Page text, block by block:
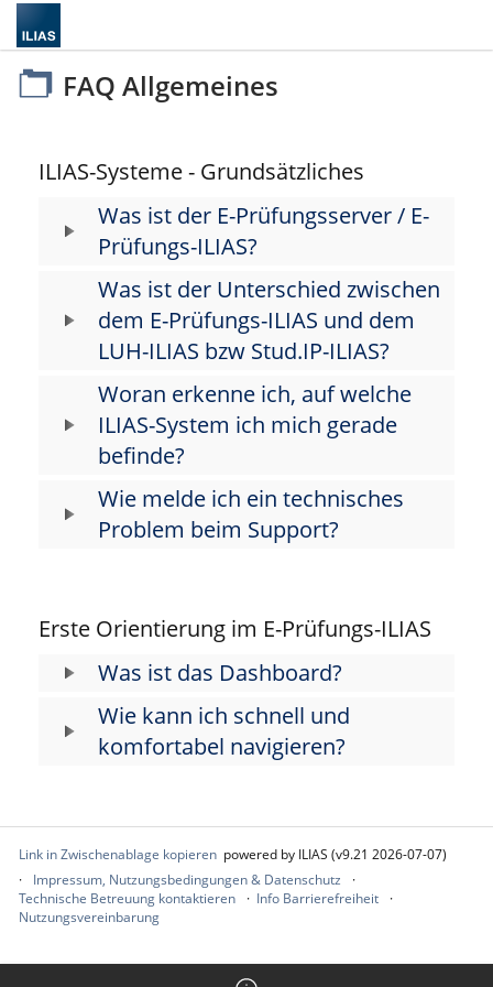
FAQ Allgemeines
ILIAS-Systeme - Grundsätzliches
Was ist der E-Prüfungsserver / E-
Prüfungs-ILIAS?
Was ist der Unterschied zwischen
dem E-Prüfungs-ILIAS und dem
LUH-ILIAS bzw Stud.IP-ILIAS?
Woran erkenne ich, auf welche
ILIAS-System ich mich gerade
befinde?
Wie melde ich ein technisches
Problem beim Support?
Erste Orientierung im E-Prüfungs-ILIAS
Was ist das Dashboard?
Wie kann ich schnell und
komfortabel navigieren?
Link in Zwischenablage kopieren powered by ILIAS (v9.21 2026-07-07)
Impressum, Nutzungsbedingungen & Datenschutz
Technische Betreuung kontaktieren
Info Barrierefreiheit
Nutzungsvereinbarung